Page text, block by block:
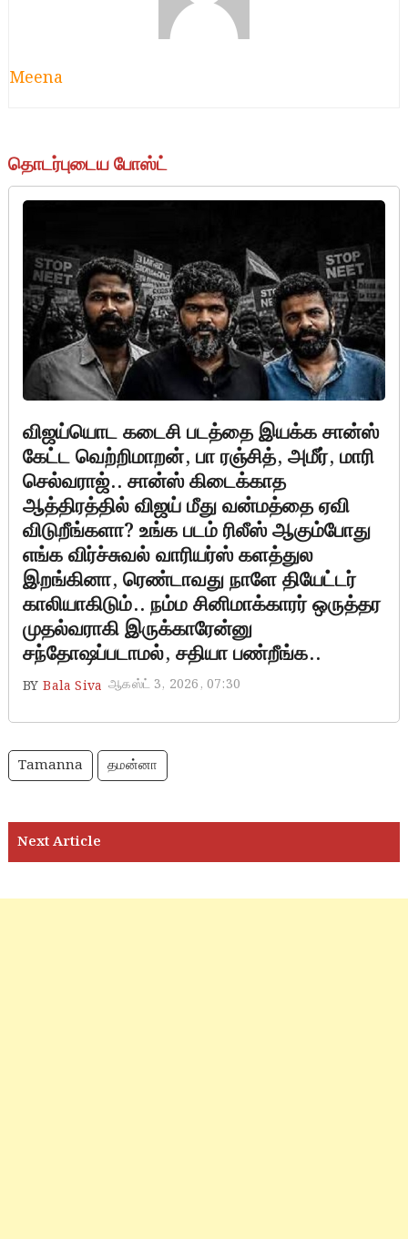
Meena
தொடர்புடைய போஸ்ட்
விஜய்யொட கடைசி படத்தை இயக்க சான்ஸ்
கேட்ட வெற்றிமாறன், பா ரஞ்சித், அமீர், மாரி
செல்வராஜ்.. சான்ஸ் கிடைக்காத
ஆத்திரத்தில் விஜய் மீது வன்மத்தை ஏவி
விடுறீங்களா? உங்க படம் ரிலீஸ் ஆகும்போது
எங்க விர்ச்சுவல் வாரியர்ஸ் களத்துல
இறங்கினா, ரெண்டாவது நாளே தியேட்டர்
காலியாகிடும்.. நம்ம சினிமாக்காரர் ஒருத்தர
முதல்வராகி இருக்காரேன்னு
சந்தோஷப்படாமல், சதியா பண்றீங்க..
BY Bala Siva ஆகஸ்ட் 3, 2026, 07:30
Tamanna தமன்னா